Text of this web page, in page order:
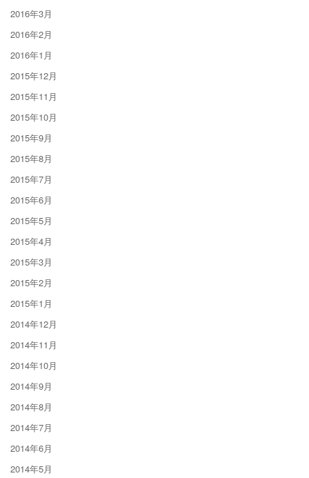
2016年3月
2016年2月
2016年1月
2015年12月
2015年11月
2015年10月
2015年9月
2015年8月
2015年7月
2015年6月
2015年5月
2015年4月
2015年3月
2015年2月
2015年1月
2014年12月
2014年11月
2014年10月
2014年9月
2014年8月
2014年7月
2014年6月
2014年5月